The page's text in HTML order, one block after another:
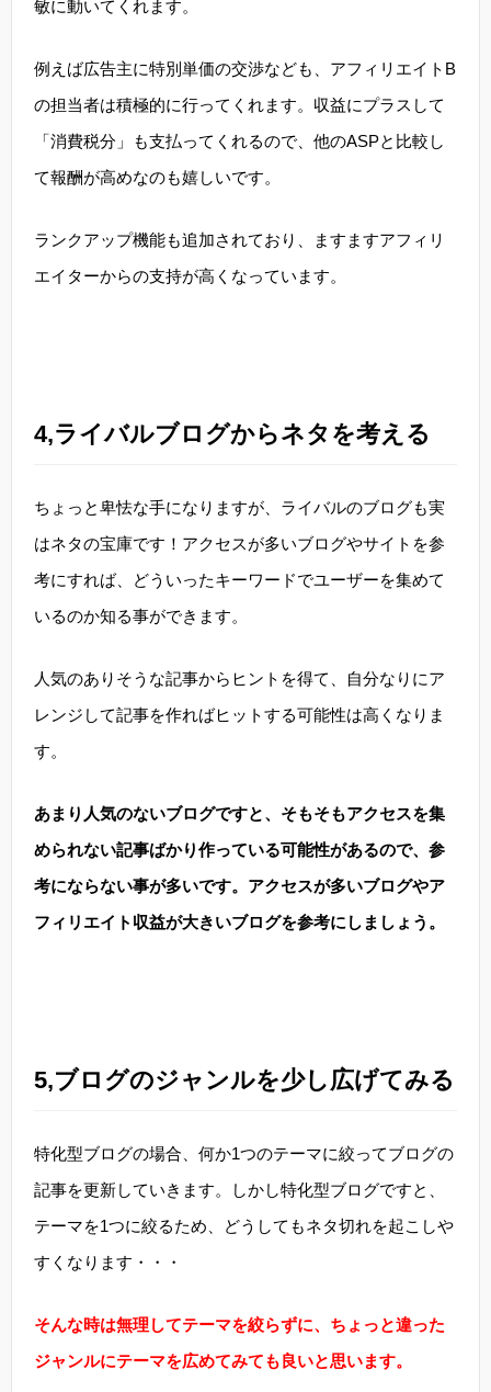
敏に動いてくれます。
例えば広告主に特別単価の交渉なども、アフィリエイトB
の担当者は積極的に行ってくれます。収益にプラスして
「消費税分」も支払ってくれるので、他のASPと比較し
て報酬が高めなのも嬉しいです。
ランクアップ機能も追加されており、ますますアフィリ
エイターからの支持が高くなっています。
4,ライバルブログからネタを考える
ちょっと卑怯な手になりますが、ライバルのブログも実
はネタの宝庫です！アクセスが多いブログやサイトを参
考にすれば、どういったキーワードでユーザーを集めて
いるのか知る事ができます。
人気のありそうな記事からヒントを得て、自分なりにア
レンジして記事を作ればヒットする可能性は高くなりま
す。
あまり人気のないブログですと、そもそもアクセスを集
められない記事ばかり作っている可能性があるので、参
考にならない事が多いです。アクセスが多いブログやア
フィリエイト収益が大きいブログを参考にしましょう。
5,ブログのジャンルを少し広げてみる
特化型ブログの場合、何か1つのテーマに絞ってブログの
記事を更新していきます。しかし特化型ブログですと、
テーマを1つに絞るため、どうしてもネタ切れを起こしや
すくなります・・・
そんな時は無理してテーマを絞らずに、ちょっと違った
ジャンルにテーマを広めてみても良いと思います。